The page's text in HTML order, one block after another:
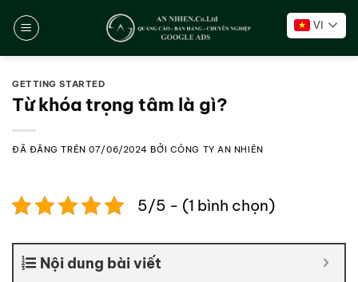
đến
VI
GETTING STARTED
Từ khóa trọng tâm là gì?
ĐÃ ĐĂNG TRÊN07/06/2024 BỞI CÔNG TY AN NHIÊN
5/5 - (1 bình chọn)
Nội dung bài viết